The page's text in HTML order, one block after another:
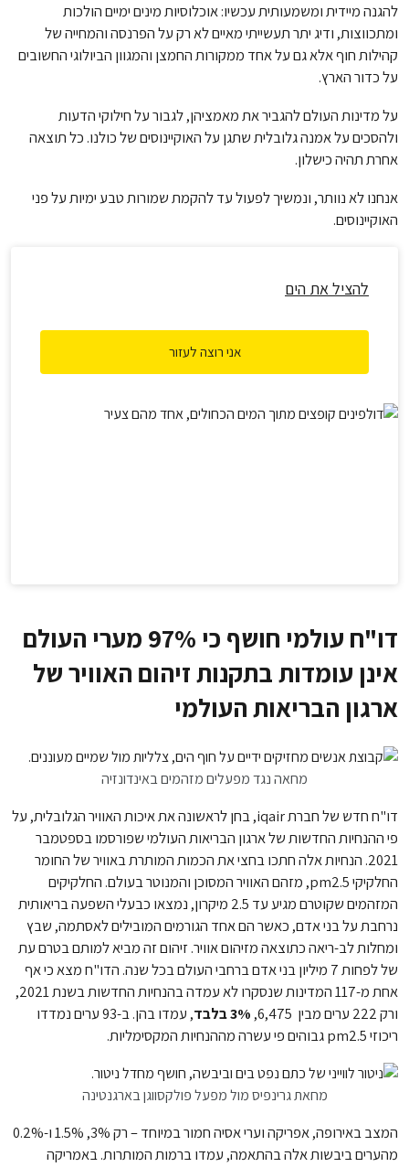
להגנה מיידית ומשמעותית עכשיו: אוכלוסיות מינים ימיים הולכות
ומתכווצות, ודיג יתר תעשייתי מאיים לא רק על הפרנסה והמחייה של
קהילות חוף אלא גם על אחד ממקורות החמצן והמגוון הביולוגי החשובים
על כדור הארץ.
על מדינות העולם להגביר את מאמציהן, לגבור על חילוקי הדעות
ולהסכים על אמנה גלובלית שתגן על האוקיינוסים של כולנו. כל תוצאה
אחרת תהיה כישלון.
אנחנו לא נוותר, ונמשיך לפעול עד להקמת שמורות טבע ימיות על פני
האוקיינוסים.
להציל את הים
אני רוצה לעזור
דו"ח עולמי חושף כי 97% מערי העולם
אינן עומדות בתקנות זיהום האוויר של
ארגון הבריאות העולמי
מחאה נגד מפעלים מזהמים באינדונזיה
דו"ח חדש של חברת iqair, בחן לראשונה את איכות האוויר הגלובלית, על
פי ההנחיות החדשות של ארגון הבריאות העולמי שפורסמו בספטמבר
2021. הנחיות אלה חתכו בחצי את הכמות המותרת באוויר של החומר
החלקיקי pm2.5, מזהם האוויר המסוכן והמנוטר בעולם. החלקיקים
המזהמים שקוטרם מגיע עד 2.5 מיקרון, נמצאו כבעלי השפעה בריאותית
נרחבת על בני אדם, כאשר הם אחד הגורמים המובילים לאסתמה, שבץ
ומחלות לב-ריאה כתוצאה מזיהום אוויר. זיהום זה מביא למותם בטרם עת
של לפחות 7 מיליון בני אדם ברחבי העולם בכל שנה. הדו"ח מצא כי אף
אחת מ-117 המדינות שנסקרו לא עמדה בהנחיות החדשות בשנת 2021,
ורק 222 ערים מבין 6,475,
3% בלבד
, עמדו בהן. ב-93 ערים נמדדו
ריכוזי pm2.5 גבוהים פי עשרה מההנחיות המקסימליות.
מחאת גרינפיס מול מפעל פולקסווגן בארגנטינה
המצב באירופה, אפריקה וערי אסיה חמור במיוחד – רק 3%, 1.5% ו-0.2%
מהערים ביבשות אלה בהתאמה, עמדו ברמות המותרות. באמריקה